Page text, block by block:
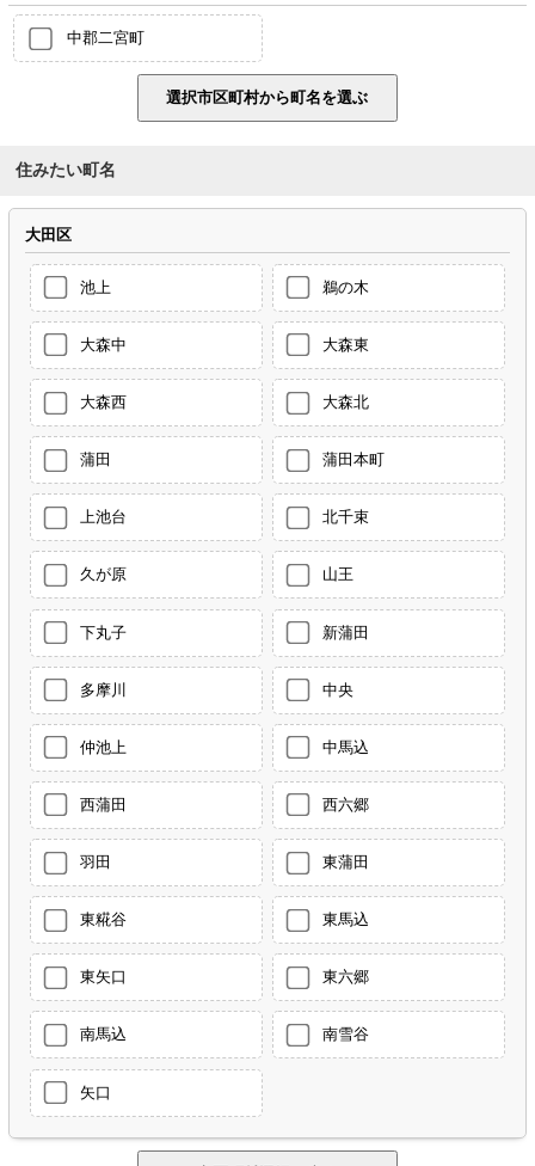
中郡二宮町
住みたい町名
大田区
池上 鵜の木
大森中 大森東
大森西 大森北
蒲田 蒲田本町
上池台 北千束
久が原 山王
下丸子 新蒲田
多摩川 中央
仲池上 中馬込
西蒲田 西六郷
羽田 東蒲田
東糀谷 東馬込
東矢口 東六郷
南馬込 南雪谷
矢口